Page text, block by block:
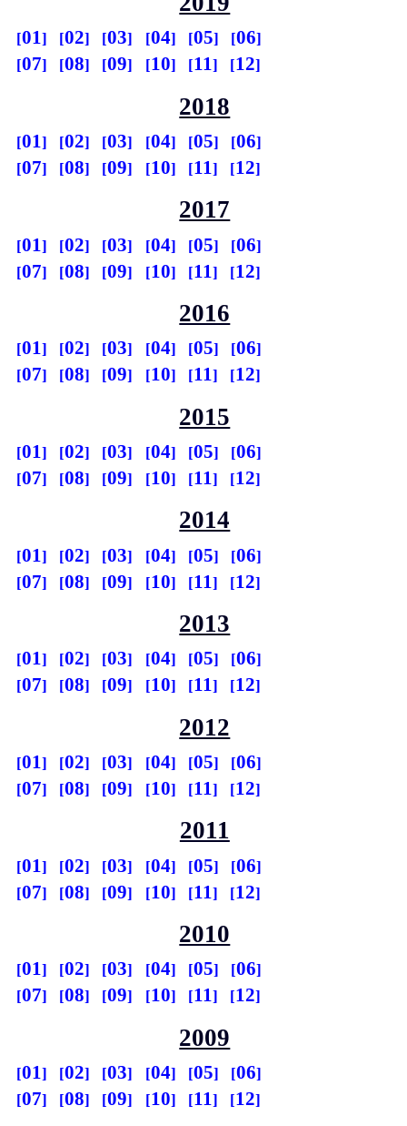
01 02 03 04 05
06
07
08 09 10 11 12
2018
01 02 03 04 05
06
07
08 09 10 11 12
2017
01 02 03 04 05
06
07
08 09 10 11 12
2016
01 02 03 04 05
06
07
08 09 10 11 12
2015
01 02 03 04 05
06
07
08 09 10 11 12
2014
01 02 03 04 05
06
07
08 09 10 11 12
2013
01 02 03 04 05
06
07
08 09 10 11 12
2012
01 02 03 04 05
06
07
08 09 10 11 12
2011
01 02 03 04 05
06
07
08 09 10 11 12
2010
01 02 03 04 05
06
07
08 09 10 11 12
2009
01 02 03 04 05
06
07
08 09 10 11 12